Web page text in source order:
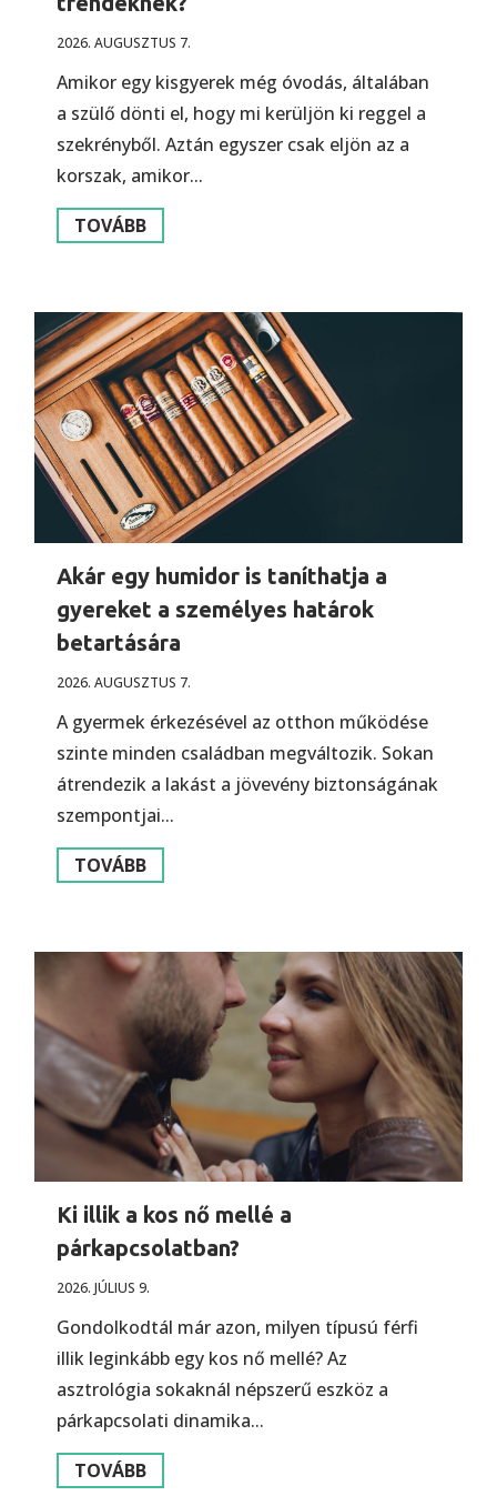
2026. AUGUSZTUS 7.
Amikor egy kisgyerek még óvodás, általában
a szülő dönti el, hogy mi kerüljön ki reggel a
szekrényből. Aztán egyszer csak eljön az a
korszak, amikor...
TOVÁBB
Akár egy humidor is taníthatja a
gyereket a személyes határok
betartására
2026. AUGUSZTUS 7.
A gyermek érkezésével az otthon működése
szinte minden családban megváltozik. Sokan
átrendezik a lakást a jövevény biztonságának
szempontjai...
TOVÁBB
Ki illik a kos nő mellé a
párkapcsolatban?
2026. JÚLIUS 9.
Gondolkodtál már azon, milyen típusú férfi
illik leginkább egy kos nő mellé? Az
asztrológia sokaknál népszerű eszköz a
párkapcsolati dinamika...
TOVÁBB